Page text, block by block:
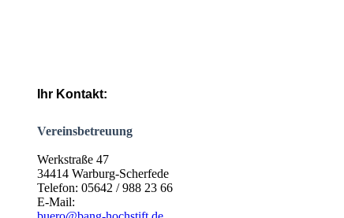
Ihr Kontakt:
Vereinsbetreuung
Werkstraße 47
34414 Warburg-Scherfede
Telefon: 05642 / 988 23 66
E-Mail: